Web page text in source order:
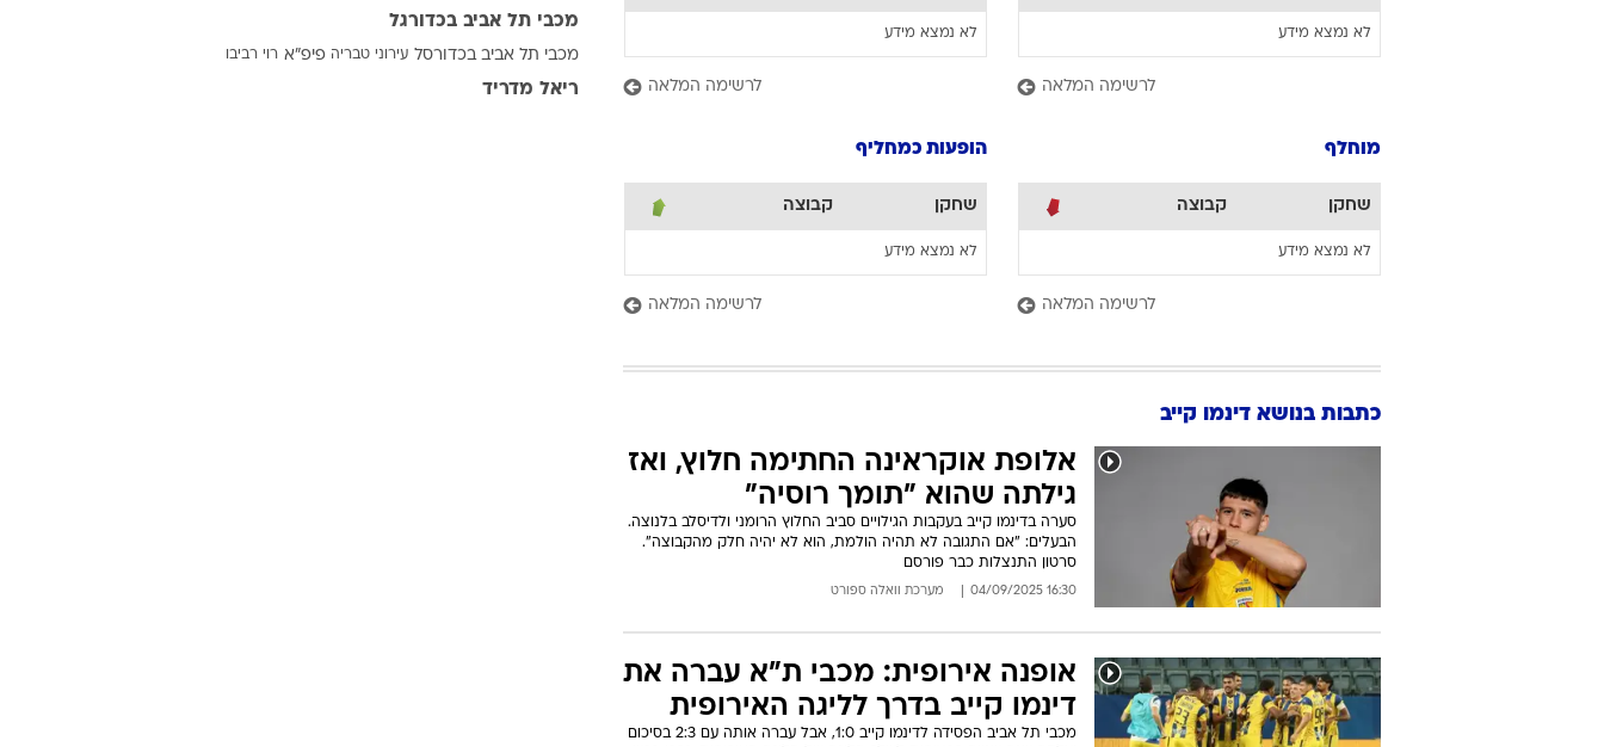
לא נמצא מידע
לרשימה המלאה
לא נמצא מידע
לרשימה המלאה
מוחלף
שחקן קבוצה
לא נמצא מידע
לרשימה המלאה
הופעות כמחליף
שחקן קבוצה
לא נמצא מידע
לרשימה המלאה
כתבות בנושא דינמו קייב
אלופת אוקראינה החתימה חלוץ, ואז
גילתה שהוא "תומך רוסיה"
סערה בדינמו קייב בעקבות הגילויים סביב החלוץ הרומני ולדיסלב בלנוצה.
הבעלים: "אם התגובה לא תהיה הולמת, הוא לא יהיה חלק מהקבוצה".
סרטון התנצלות כבר פורסם
16:30 04/09/2025 מערכת וואלה ספורט
אופנה אירופית: מכבי ת"א עברה את
דינמו קייב בדרך לליגה האירופית
מכבי תל אביב הפסידה לדינמו קייב 1:0, אבל עברה אותה עם 2:3 בסיכום
מכבי תל אביב בכדורגל
מכבי תל אביב בכדורסל עירוני טבריה פיפ"א רוי רביבו
ריאל מדריד